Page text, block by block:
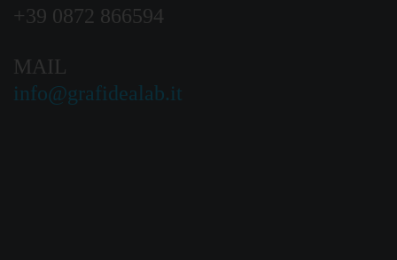
+39 0872 866594
MAIL
info@grafidealab.it